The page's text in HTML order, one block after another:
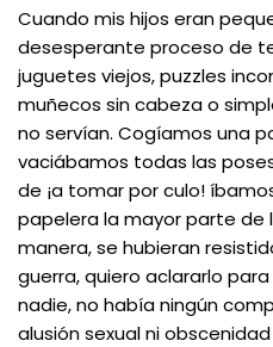
Cuando mis hijos eran
desesperante proceso de
juguetes viejos, puzzles
muñecos sin cabeza o
no servían. Cogíamos una
vaciábamos todas las
de ¡a tomar por culo!
papelera la mayor parte de
manera, se hubieran
guerra, quiero aclararlo
nadie, no había ningún
alusión sexual ni